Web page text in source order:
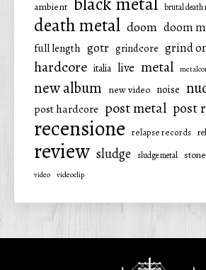
ambient
brutal death
death metal doom doom
full length gotr grindcore grind
hardcore italia live metal
new album new video noise
post hardcore post metal post
recensione relapse records
review sludge sludge metal
video videoclip